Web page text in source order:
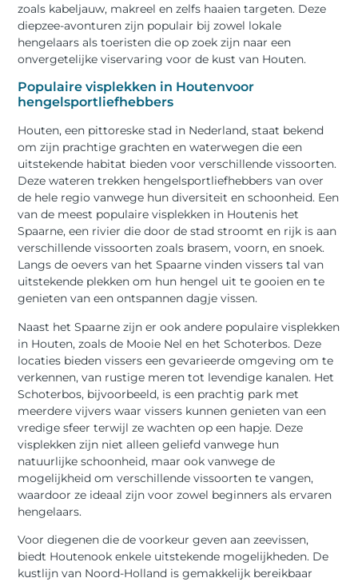
zoals kabeljauw, makreel en zelfs haaien targeten. Deze
diepzee-avonturen zijn populair bij zowel lokale
hengelaars als toeristen die op zoek zijn naar een
onvergetelijke viservaring voor de kust van Houten.
Populaire visplekken in Houtenvoor
hengelsportliefhebbers
Houten, een pittoreske stad in Nederland, staat bekend
om zijn prachtige grachten en waterwegen die een
uitstekende habitat bieden voor verschillende vissoorten.
Deze wateren trekken hengelsportliefhebbers van over
de hele regio vanwege hun diversiteit en schoonheid. Een
van de meest populaire visplekken in Houtenis het
Spaarne, een rivier die door de stad stroomt en rijk is aan
verschillende vissoorten zoals brasem, voorn, en snoek.
Langs de oevers van het Spaarne vinden vissers tal van
uitstekende plekken om hun hengel uit te gooien en te
genieten van een ontspannen dagje vissen.
Naast het Spaarne zijn er ook andere populaire visplekken
in Houten, zoals de Mooie Nel en het Schoterbos. Deze
locaties bieden vissers een gevarieerde omgeving om te
verkennen, van rustige meren tot levendige kanalen. Het
Schoterbos, bijvoorbeeld, is een prachtig park met
meerdere vijvers waar vissers kunnen genieten van een
vredige sfeer terwijl ze wachten op een hapje. Deze
visplekken zijn niet alleen geliefd vanwege hun
natuurlijke schoonheid, maar ook vanwege de
mogelijkheid om verschillende vissoorten te vangen,
waardoor ze ideaal zijn voor zowel beginners als ervaren
hengelaars.
Voor diegenen die de voorkeur geven aan zeevissen,
biedt Houtenook enkele uitstekende mogelijkheden. De
kustlijn van Noord-Holland is gemakkelijk bereikbaar